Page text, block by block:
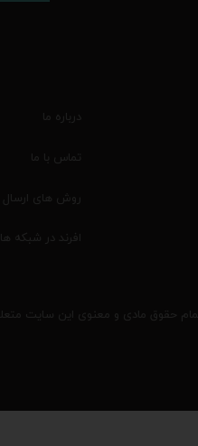
حقوق مادی و معنوی این سایت
درباره ما
تماس با ما
روش های ارسال
افرند در شبکه